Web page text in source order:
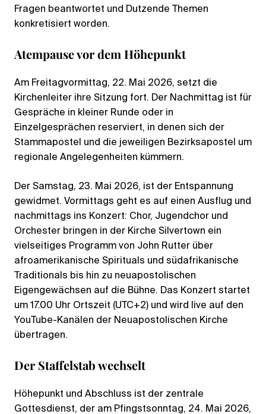
Fragen beantwortet und Dutzende Themen
konkretisiert worden.
Atempause vor dem Höhepunkt
Am Freitagvormittag, 22. Mai 2026, setzt die
Kirchenleiter ihre Sitzung fort. Der Nachmittag ist für
Gespräche in kleiner Runde oder in
Einzelgesprächen reserviert, in denen sich der
Stammapostel und die jeweiligen Bezirksapostel um
regionale Angelegenheiten kümmern.
Der Samstag, 23. Mai 2026, ist der Entspannung
gewidmet. Vormittags geht es auf einen Ausflug und
nachmittags ins Konzert: Chor, Jugendchor und
Orchester bringen in der Kirche Silvertown ein
vielseitiges Programm von John Rutter über
afroamerikanische Spirituals und südafrikanische
Traditionals bis hin zu neuapostolischen
Eigengewächsen auf die Bühne. Das Konzert startet
um 17.00 Uhr Ortszeit (UTC+2) und wird live auf den
YouTube-Kanälen der Neuapostolischen Kirche
übertragen.
Der Staffelstab wechselt
Höhepunkt und Abschluss ist der zentrale
Gottesdienst, der am Pfingstsonntag, 24. Mai 2026,